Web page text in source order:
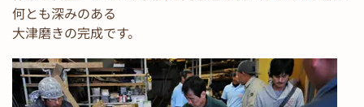
何とも深みのある
大津磨きの完成です。